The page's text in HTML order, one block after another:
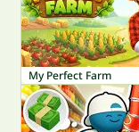
My Perfect Farm